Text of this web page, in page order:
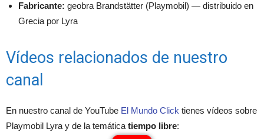
Fabricante: geobra Brandstätter (Playmobil) — distribuido en
Grecia por Lyra
Vídeos relacionados de nuestro
canal
En nuestro canal de YouTube El Mundo Click tienes vídeos sobre
Playmobil Lyra y de la temática tiempo libre: